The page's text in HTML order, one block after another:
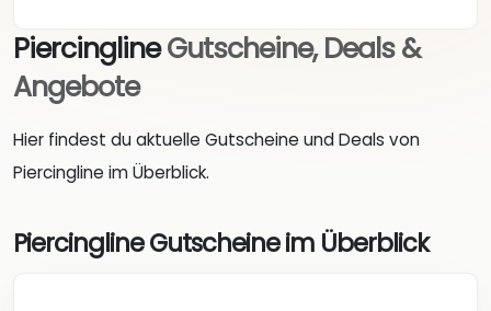
PiercinglineGutscheine, Deals &
Angebote
Hier findest du aktuelle Gutscheine und Deals von
Piercingline im Überblick.
Piercingline Gutscheine im Überblick